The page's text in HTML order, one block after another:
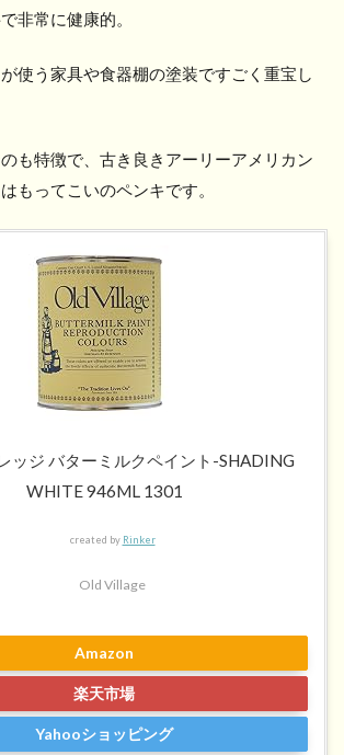
非常に健康的。
使う家具や食器棚の塗装ですごく重宝し
も特徴で、古き良きアーリーアメリカン
もってこいのペンキです。
ッジ バターミルクペイント-SHADING
WHITE 946ML 1301
created by Rinker
Old Village
Amazon
楽天市場
Yahooショッピング